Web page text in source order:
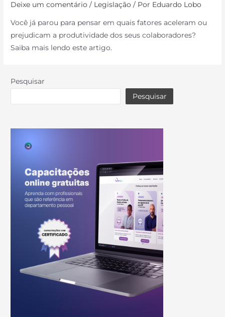
Deixe um comentário / Legislação / Por Eduardo Lobo
Você já parou para pensar em quais fatores aceleram ou
prejudicam a produtividade dos seus colaboradores?
Saiba mais lendo este artigo.
Pesquisar
Pesquisar